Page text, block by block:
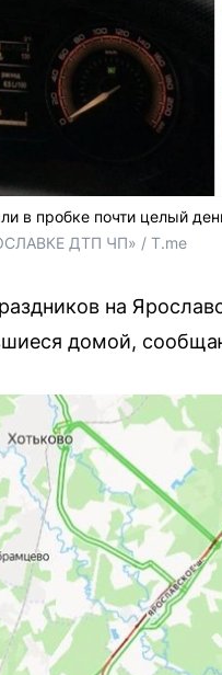
в пробке почти целый
ДТП ЧП» / T.me
на
домой,